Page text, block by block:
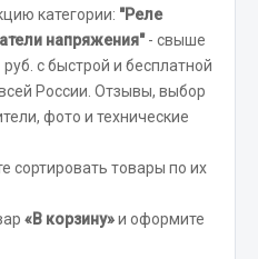
категории: "Реле
напряжения"- свыше
руб. с быстрой и бесплатной
России. Отзывы, выбор
фото и технические
сортировать товары по их
«В корзину»и оформите